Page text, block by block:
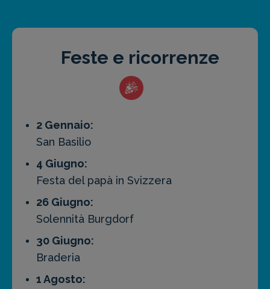
Feste e ricorrenze
2 Gennaio:
San Basilio
4 Giugno:
Festa del papà in Svizzera
26 Giugno:
Solennità Burgdorf
30 Giugno:
Braderia
1 Agosto: